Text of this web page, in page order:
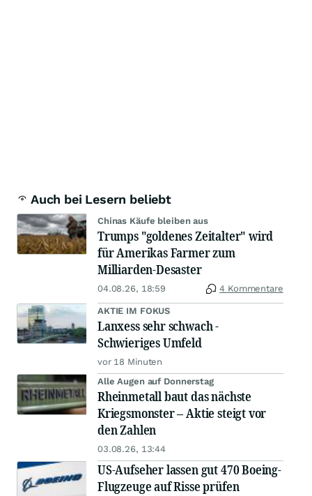
Auch bei Lesern beliebt
Chinas Käufe bleiben aus
Trumps "goldenes Zeitalter" wird
für Amerikas Farmer zum
Milliarden-Desaster
04.08.26, 18:59 4 Kommentare
AKTIE IM FOKUS
Lanxess sehr schwach -
Schwieriges Umfeld
vor 18 Minuten
Alle Augen auf Donnerstag
Rheinmetall baut das nächste
Kriegsmonster – Aktie steigt vor
den Zahlen
03.08.26, 13:44
US-Aufseher lassen gut 470 Boeing-
Flugzeuge auf Risse prüfen